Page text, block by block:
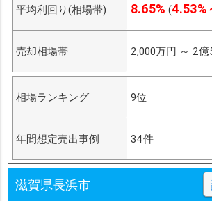
平均利回り(相場帯) 8.65% (4.53%
売却相場帯 2,000万円 ～ 2億
相場ランキング 9位
年間想定売出事例 34件
滋賀県長浜市